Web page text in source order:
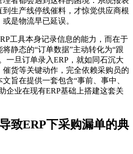
到生产线停线催料，才惊觉供应商根
是物流早已延误。
工具本身记录信息的能力，而在于
静态的“订单数据”主动转化为“跟
一旦订单录入ERP，就如同石沉大
货等关键动作，完全依赖采购员的
旨在提供一套包含“事前、事中、
企业在现有ERP基础上搭建这套关
致ERP下采购漏单的典